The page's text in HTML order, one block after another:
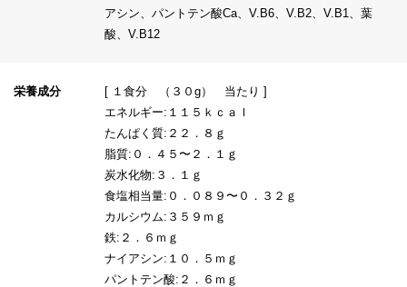
アシン、パントテン酸Ca、V.B6、V.B2、V.B1、葉
酸、V.B12
栄養成分
[ １食分 （３０g） 当たり ]
エネルギー:１１５ｋｃａｌ
たんぱく質:２２．８ｇ
脂質:０．４５〜２．１ｇ
炭水化物:３．１ｇ
食塩相当量:０．０８９〜０．３２ｇ
カルシウム:３５９ｍｇ
鉄:２．６ｍｇ
ナイアシン:１０．５ｍｇ
パントテン酸:２．６ｍｇ